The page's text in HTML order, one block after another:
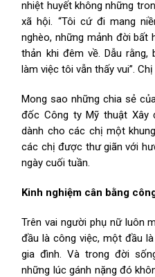
nhiệt huyết không những
xã hội. “Tôi cứ đi mang
nghèo, những mảnh đời bất
thản khi đêm về. Dẫu
làm việc tôi vẫn thấy vui”.
Mong sao những chia sẻ
đốc Công ty Mỹ thuật Xây
dành cho các chị một
các chị được thư giãn với
ngày cuối tuần.
Kinh nghiệm cân bằng
Trên vai người phụ nữ luôn
đầu là công việc, một đầu
gia đình. Và trong đời
những lúc gánh nặng đó